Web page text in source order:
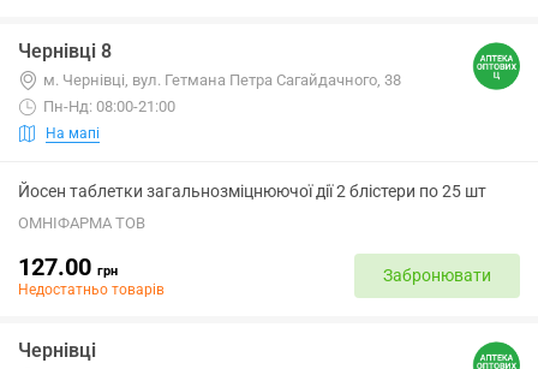
Чернівці 8
м. Чернівці, вул. Гетмана Петра Сагайдачного, 38
Пн-Нд: 08:00-21:00
На мапі
Йосен таблетки загальнозміцнюючої дії 2 блістери по 25 шт
ОМНІФАРМА ТОВ
127.00 грн
Недостатньо товарів
Забронювати
Чернівці